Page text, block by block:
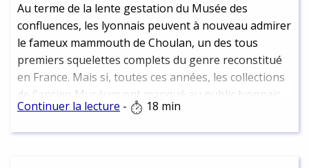
Au terme de la lente gestation du Musée des
confluences, les lyonnais peuvent à nouveau admirer
le fameux mammouth de Choulan, un des tous
premiers squelettes complets du genre reconstitué
en France. Mais si, toutes ces années, les collections
de l'ancien Muséum ont manqué au public lyonnais,
elles n'ont pas été négligées pour autant : un
de conservation et d'étude des collections, créé
Continuer la lecture - 18 min